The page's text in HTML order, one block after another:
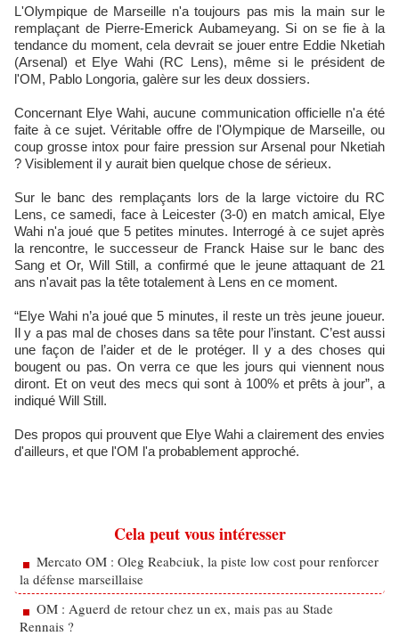
L'Olympique de Marseille n'a toujours pas mis la main sur le
remplaçant de Pierre-Emerick Aubameyang. Si on se fie à la
tendance du moment, cela devrait se jouer entre Eddie Nketiah
(Arsenal) et Elye Wahi (RC Lens), même si le président de
l'OM, Pablo Longoria, galère sur les deux dossiers.
Concernant Elye Wahi, aucune communication officielle n'a été
faite à ce sujet. Véritable offre de l'Olympique de Marseille, ou
coup grosse intox pour faire pression sur Arsenal pour Nketiah
? Visiblement il y aurait bien quelque chose de sérieux.
Sur le banc des remplaçants lors de la large victoire du RC
Lens, ce samedi, face à Leicester (3-0) en match amical, Elye
Wahi n'a joué que 5 petites minutes. Interrogé à ce sujet après
la rencontre, le successeur de Franck Haise sur le banc des
Sang et Or, Will Still, a confirmé que le jeune attaquant de 21
ans n'avait pas la tête totalement à Lens en ce moment.
“Elye Wahi n’a joué que 5 minutes, il reste un très jeune joueur.
Il y a pas mal de choses dans sa tête pour l’instant. C’est aussi
une façon de l’aider et de le protéger. Il y a des choses qui
bougent ou pas. On verra ce que les jours qui viennent nous
diront. Et on veut des mecs qui sont à 100% et prêts à jour”, a
indiqué Will Still.
Des propos qui prouvent que Elye Wahi a clairement des envies
d'ailleurs, et que l'OM l'a probablement approché.
Cela peut vous intéresser
Mercato OM : Oleg Reabciuk, la piste low cost pour renforcer
la défense marseillaise
OM : Aguerd de retour chez un ex, mais pas au Stade
Rennais ?